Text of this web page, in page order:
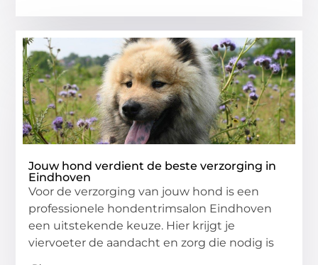
Jouw hond verdient de beste verzorging in
Eindhoven
Voor de verzorging van jouw hond is een
professionele hondentrimsalon Eindhoven
een uitstekende keuze. Hier krijgt je
viervoeter de aandacht en zorg die nodig is